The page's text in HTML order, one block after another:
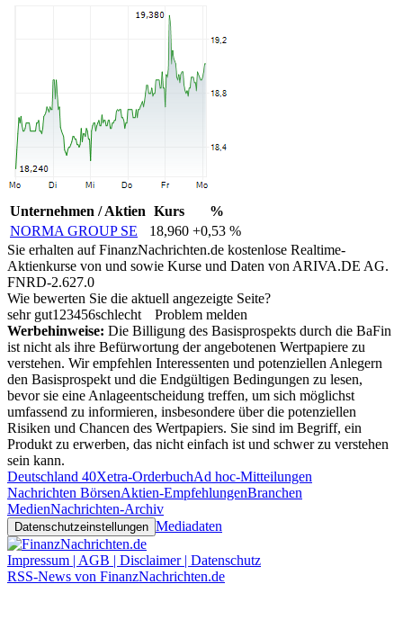
Unternehmen / Aktien Kurs
%
NORMA GROUP SE
18,960 +0,53 %
Sie erhalten auf FinanzNachrichten.de kostenlose Realtime-
Aktienkurse von und sowie Kurse und Daten von ARIVA.DE AG.
FNRD-2.627.0
Wie bewerten Sie die aktuell angezeigte Seite?
sehr gut1 23456schlecht
Problem melden
Werbehinweise: Die Billigung des Basisprospekts durch die BaFin
ist nicht als ihre Befürwortung der angebotenen Wertpapiere zu
verstehen. Wir empfehlen Interessenten und potenziellen Anlegern
den Basisprospekt und die Endgültigen Bedingungen zu lesen,
bevor sie eine Anlageentscheidung treffen, um sich möglichst
umfassend zu informieren, insbesondere über die potenziellen
Risiken und Chancen des Wertpapiers. Sie sind im Begriff, ein
Produkt zu erwerben, das nicht einfach ist und schwer zu verstehen
sein kann.
Deutschland 40Xetra-OrderbuchAd hoc-Mitteilungen
Nachrichten BörsenAktien-EmpfehlungenBranchen
MedienNachrichten-Archiv
Datenschutzeinstellungen Mediadaten
Impressum | AGB | Disclaimer | Datenschutz
RSS-News von FinanzNachrichten.de